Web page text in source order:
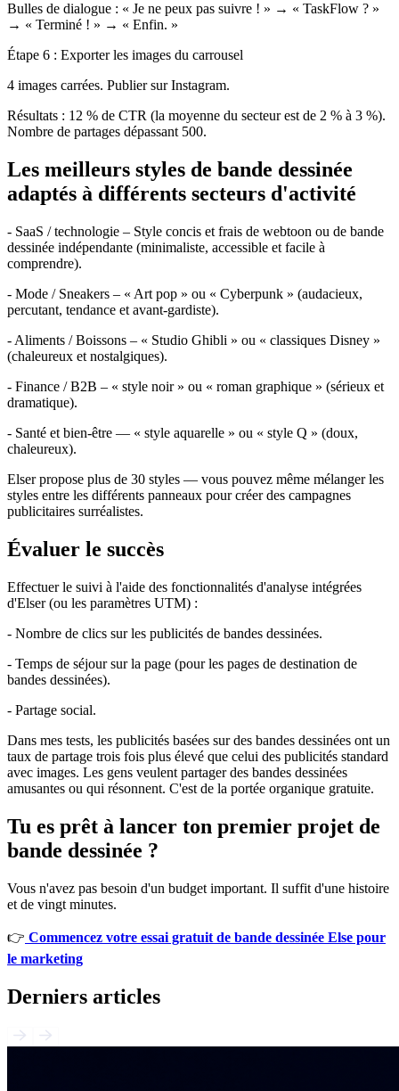
Bulles de dialogue : « Je ne peux pas suivre ! » → « TaskFlow ? »
→ « Terminé ! » → « Enfin. »
Étape 6 : Exporter les images du carrousel
4 images carrées. Publier sur Instagram.
Résultats : 12 % de CTR (la moyenne du secteur est de 2 % à 3 %).
Nombre de partages dépassant 500.
Les meilleurs styles de bande dessinée
adaptés à différents secteurs d'activité
- SaaS / technologie – Style concis et frais de webtoon ou de bande
dessinée indépendante (minimaliste, accessible et facile à
comprendre).
- Mode / Sneakers – « Art pop » ou « Cyberpunk » (audacieux,
percutant, tendance et avant-gardiste).
- Aliments / Boissons – « Studio Ghibli » ou « classiques Disney »
(chaleureux et nostalgiques).
- Finance / B2B – « style noir » ou « roman graphique » (sérieux et
dramatique).
- Santé et bien-être — « style aquarelle » ou « style Q » (doux,
chaleureux).
Elser propose plus de 30 styles — vous pouvez même mélanger les
styles entre les différents panneaux pour créer des campagnes
publicitaires surréalistes.
Évaluer le succès
Effectuer le suivi à l'aide des fonctionnalités d'analyse intégrées
d'Elser (ou les paramètres UTM) :
- Nombre de clics sur les publicités de bandes dessinées.
- Temps de séjour sur la page (pour les pages de destination de
bandes dessinées).
- Partage social.
Dans mes tests, les publicités basées sur des bandes dessinées ont un
taux de partage trois fois plus élevé que celui des publicités standard
avec images. Les gens veulent partager des bandes dessinées
amusantes ou qui résonnent. C'est de la portée organique gratuite.
Tu es prêt à lancer ton premier projet de
bande dessinée ?
Vous n'avez pas besoin d'un budget important. Il suffit d'une histoire
et de vingt minutes.
👉 Commencez votre essai gratuit de bande dessinée Else pour
le marketing
Derniers articles